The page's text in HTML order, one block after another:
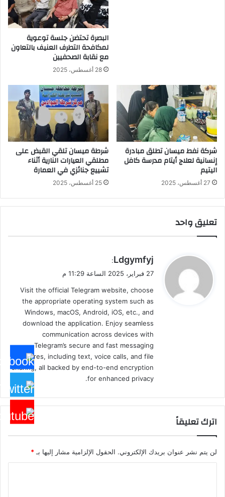
البصرة تحتضن جلسة توعوية
لمكافحة التطرف العنيف بالتعاون
مع نقابة الصحفيين
28 أغسطس، 2025
شركة نفط ميسان تطلق مبادرة
إنسانية لعلاج أيتام مدرسة كافل
اليتيم
27 أغسطس، 2025
شرطة ميسان تلقي القبض على
مطلقي العيارات النارية أثناء
تشييع جنائزي في العمارة
25 أغسطس، 2025
تعليق واحد
ي
ل
Ldgymfyj
:
27 فبراير، 2025 الساعة 11:29 م
Visit the official Telegram website, choose
the appropriate operating system such as
Windows, macOS, Android, iOS, etc., and
download the application. Enjoy seamless
communication across devices with
Telegram’s secure and fast messaging
features, including text, voice calls, and file
sharing, all backed by end-to-end encryption
for enhanced privacy.
اترك تعليقاً
لن يتم نشر عنوان بريدك الإلكتروني. الحقول الإلزامية مشار إليها بـ *